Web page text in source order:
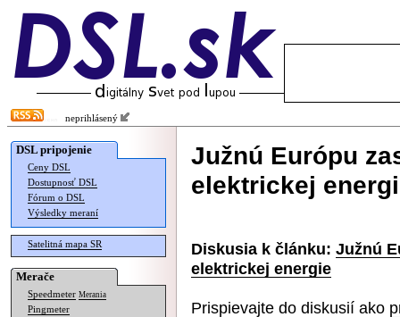
neprihlásený
DSL pripojenie
Ceny DSL
Dostupnosť DSL
Fórum o DSL
Výsledky meraní
Satelitná mapa SR
Merače
Speedmeter Merania
Pingmeter
Južnú Európu
elektrickej
Diskusia k článku: Južnú
elektrickej energie
Prispievajte do diskusií ako